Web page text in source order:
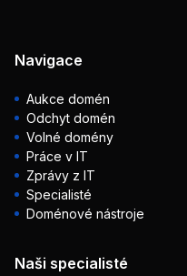
Navigace
Aukce domén
Odchyt domén
Volné domény
Práce v IT
Zprávy z IT
Specialisté
Doménové nástroje
Naši specialisté